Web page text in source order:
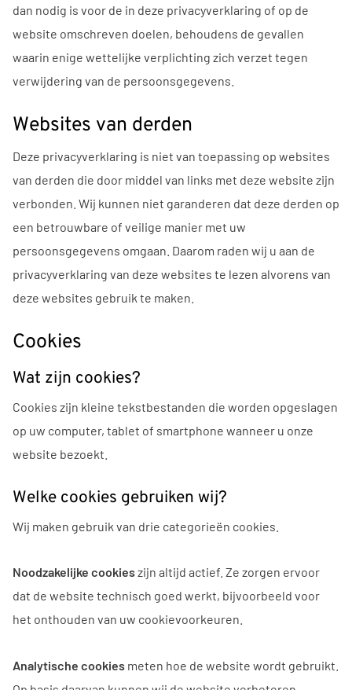
dan nodig is voor de in deze privacyverklaring of op de
website omschreven doelen, behoudens de gevallen
waarin enige wettelijke verplichting zich verzet tegen
verwijdering van de persoonsgegevens.
Websites van derden
Deze privacyverklaring is niet van toepassing op websites
van derden die door middel van links met deze website zijn
verbonden. Wij kunnen niet garanderen dat deze derden op
een betrouwbare of veilige manier met uw
persoonsgegevens omgaan. Daarom raden wij u aan de
privacyverklaring van deze websites te lezen alvorens van
deze websites gebruik te maken.
Cookies
Wat zijn cookies?
Cookies zijn kleine tekstbestanden die worden opgeslagen
op uw computer, tablet of smartphone wanneer u onze
website bezoekt.
Welke cookies gebruiken wij?
Wij maken gebruik van drie categorieën cookies.
Noodzakelijke cookieszijn altijd actief. Ze zorgen ervoor
dat de website technisch goed werkt, bijvoorbeeld voor
het onthouden van uw cookievoorkeuren.
Analytische cookies meten hoe de website wordt gebruikt.